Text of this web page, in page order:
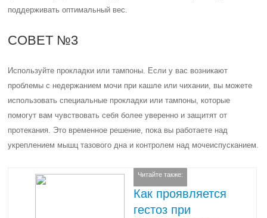
поддерживать оптимальный вес.
СОВЕТ №3
Используйте прокладки или тампоны. Если у вас возникают
проблемы с недержанием мочи при кашле или чихании, вы можете
использовать специальные прокладки или тампоны, которые
помогут вам чувствовать себя более уверенно и защитят от
протекания. Это временное решение, пока вы работаете над
укреплением мышц тазового дна и контролем над мочеиспусканием.
Читайте также:
Как проявляется
гестоз при